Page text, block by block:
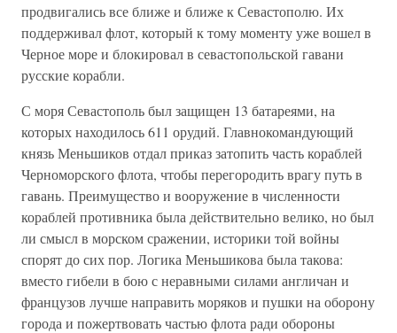
продвигались все ближе и ближе к Севастополю. Их
поддерживал флот, который к тому моменту уже вошел в
Черное море и блокировал в севастопольской гавани
русские корабли.
С моря Севастополь был защищен 13 батареями, на
которых находилось 611 орудий. Главнокомандующий
князь Меньшиков отдал приказ затопить часть кораблей
Черноморского флота, чтобы перегородить врагу путь в
гавань. Преимущество и вооружение в численности
кораблей противника была действительно велико, но был
ли смысл в морском сражении, историки той войны
спорят до сих пор. Логика Меньшикова была такова:
вместо гибели в бою с неравными силами англичан и
французов лучше направить моряков и пушки на оборону
города и пожертвовать частью флота ради обороны